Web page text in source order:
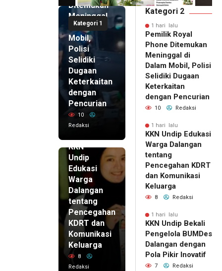
Kategori 1
Ditemukan
Meninggal
di Dalam
Mobil,
Polisi
Selidiki
Dugaan
Keterkaitan
dengan
Pencurian
10
Redaksi
KKN
Undip
Edukasi
Warga
Dalangan
tentang
Pencegahan
KDRT dan
Komunikasi
Keluarga
8
Redaksi
Kategori 2
1 hari lalu
Pemilik Royal
Phone Ditemukan
Meninggal di
Dalam Mobil, Polisi
Selidiki Dugaan
Keterkaitan
dengan Pencurian
10 Redaksi
1 hari lalu
KKN Undip Edukasi
Warga Dalangan
tentang
Pencegahan KDRT
dan Komunikasi
Keluarga
8 Redaksi
1 hari lalu
KKN Undip Bekali
Pengelola BUMDes
Dalangan dengan
Pola Pikir Inovatif
7 Redaksi